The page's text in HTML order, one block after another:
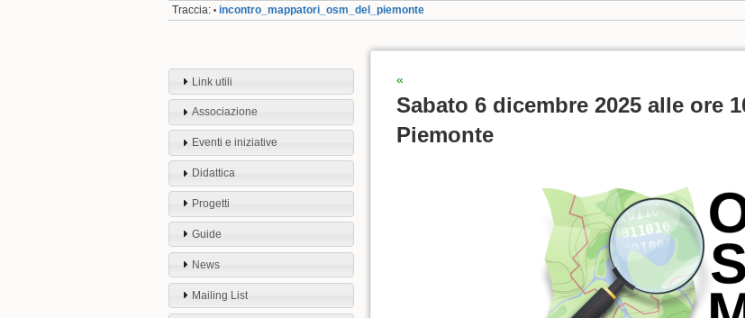
Traccia: • incontro_mappatori_osm_del_piemonte
Link utili
Associazione
Eventi e iniziative
Didattica
Progetti
Guide
News
Mailing List
«
Sabato 6 dicembre 2025 alle ore
Piemonte